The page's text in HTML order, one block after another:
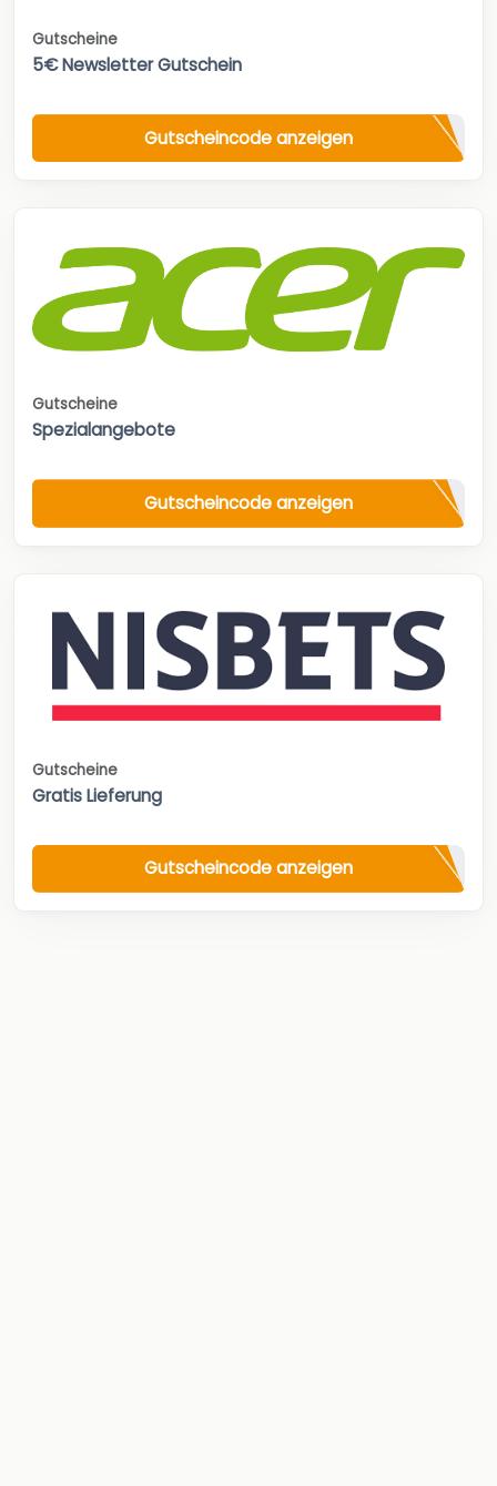
Gutscheine
5€ Newsletter Gutschein
Gutscheincode anzeigen
Gutscheine
Spezialangebote
Gutscheincode anzeigen
Gutscheine
Gratis Lieferung
Gutscheincode anzeigen